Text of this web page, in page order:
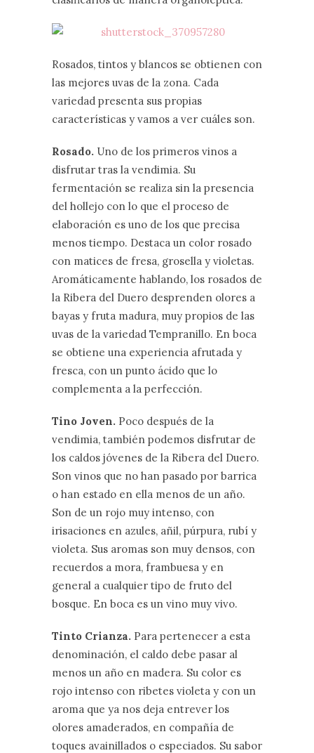
Rosados, tintos y blancos se obtienen con
las mejores uvas de la zona. Cada
variedad presenta sus propias
características y vamos a ver cuáles son.
Rosado. Uno de los primeros vinos a
disfrutar tras la vendimia. Su
fermentación se realiza sin la presencia
del hollejo con lo que el proceso de
elaboración es uno de los que precisa
menos tiempo. Destaca un color rosado
con matices de fresa, grosella y violetas.
Aromáticamente hablando, los rosados de
la Ribera del Duero desprenden olores a
bayas y fruta madura, muy propios de las
uvas de la variedad Tempranillo. En boca
se obtiene una experiencia afrutada y
fresca, con un punto ácido que lo
complementa a la perfección.
Tino Joven. Poco después de la
vendimia, también podemos disfrutar de
los caldos jóvenes de la Ribera del Duero.
Son vinos que no han pasado por barrica
o han estado en ella menos de un año.
Son de un rojo muy intenso, con
irisaciones en azules, añil, púrpura, rubí y
violeta. Sus aromas son muy densos, con
recuerdos a mora, frambuesa y en
general a cualquier tipo de fruto del
bosque. En boca es un vino muy vivo.
Tinto Crianza. Para pertenecer a esta
denominación, el caldo debe pasar al
menos un año en madera. Su color es
rojo intenso con ribetes violeta y con un
aroma que ya nos deja entrever los
olores amaderados, en compañía de
toques avainillados o especiados. Su sabor